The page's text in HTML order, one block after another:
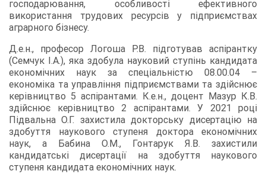
господарювання, особливості ефективного
використання трудових ресурсів у підприємствах
аграрного бізнесу.
Д.е.н., професор Логоша Р.В. підготував аспірантку
(Семчук І.А.), яка здобула науковий ступінь кандидата
економічних наук за спеціальністю 08.00.04 –
економіка та управління підприємствами та здійснює
керівництво 5 аспірантами. К.е.н., доцент Мазур К.В.
здійснює керівництво 2 аспірантами. У 2021 році
Підвальна О.Г. захистила докторську дисертацію на
здобуття наукового ступеня доктора економічних
наук, а Бабина О.М., Гонтарук Я.В. захистили
кандидатські дисертації на здобуття наукового
ступеня кандидата економічних наук.